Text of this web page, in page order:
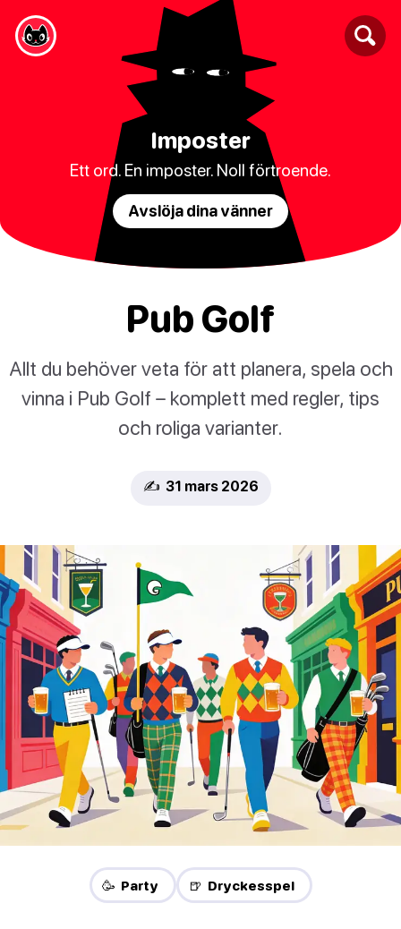
Imposter
Ett ord. En imposter. Noll förtroende.
Avslöja dina vänner
Pub Golf
Allt du behöver veta för att planera, spela och
vinna i Pub Golf – komplett med regler, tips
och roliga varianter.
✍️ 31 mars 2026
🥳 Party 🍺 Dryckesspel